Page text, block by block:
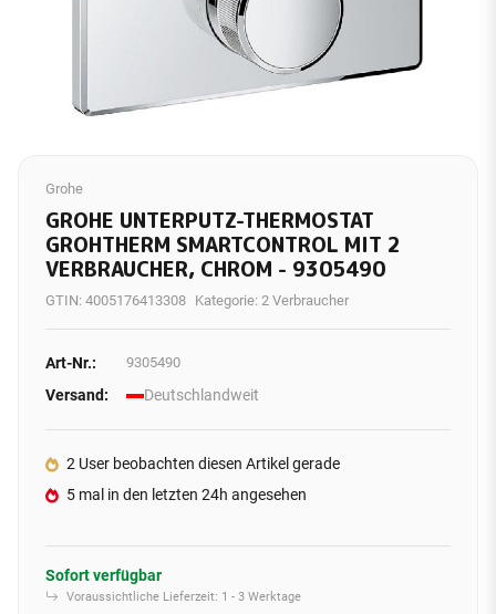
Grohe
GROHE UNTERPUTZ-THERMOSTAT
GROHTHERM SMARTCONTROL MIT 2
VERBRAUCHER, CHROM - 9305490
GTIN: 4005176413308 Kategorie: 2 Verbraucher
Art-Nr.: 9305490
Versand: Deutschlandweit
2 User beobachten diesen Artikel gerade
5 mal in den letzten 24h angesehen
Sofort verfügbar
Voraussichtliche Lieferzeit: 1 - 3 Werktage